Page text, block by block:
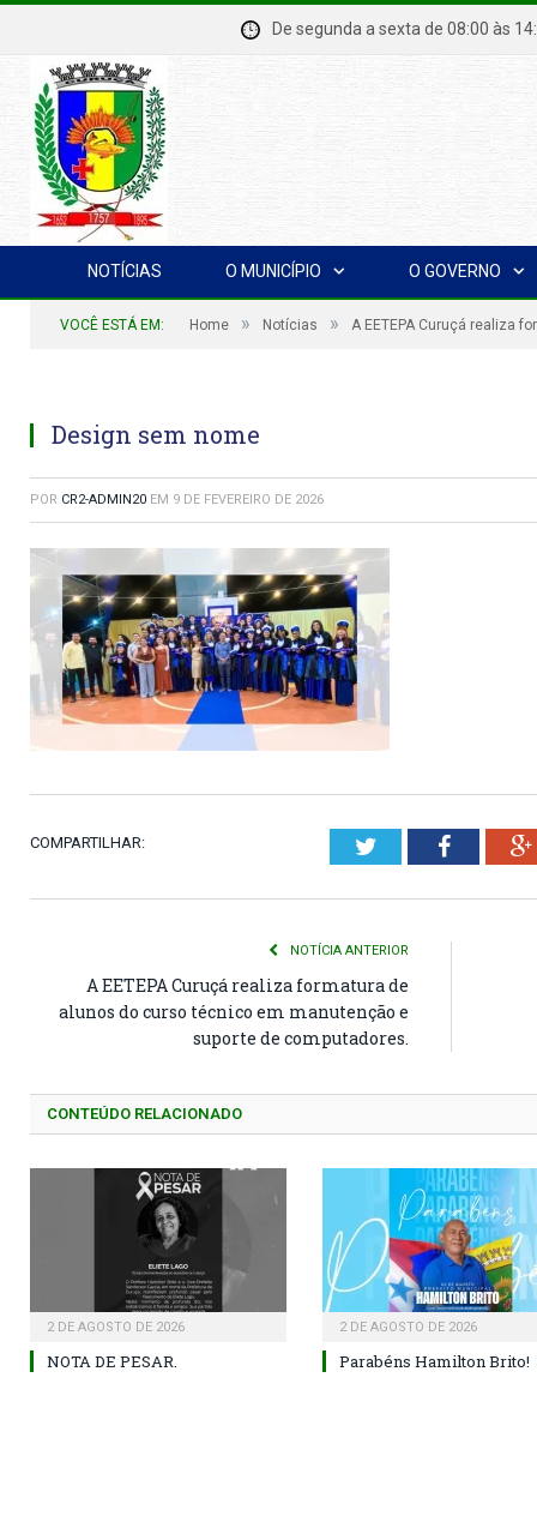
De segunda a sexta de 08:00
NOTÍCIAS O MUNICÍPIO O GOVERNO
VOCÊ ESTÁ EM: Home » Notícias » A EETEPA Curuçá realiza
Design sem nome
POR CR2-ADMIN20 EM 9 DE FEVEREIRO DE 2026
COMPARTILHAR: Twitter
NOTÍCIA ANTERIOR
A EETEPA Curuçá realiza formatura de
alunos do curso técnico em manutenção e
suporte de computadores.
CONTEÚDO RELACIONADO
2 DE AGOSTO DE 2026
NOTA DE PESAR.
2 DE AGOSTO DE 2026
Parabéns Hamilton Brito!